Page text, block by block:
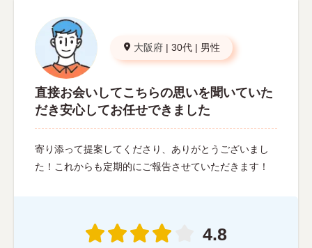
大阪府 | 30代 | 男性
直接お会いしてこちらの思いを聞いていた
だき安心してお任せできました
寄り添って提案してくださり、ありがとうございまし
た！これからも定期的にご報告させていただきます！
4.8